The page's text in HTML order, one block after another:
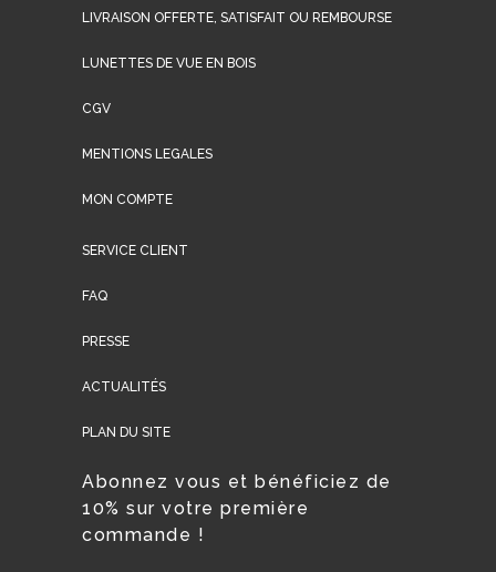
LIVRAISON OFFERTE, SATISFAIT OU REMBOURSE
LUNETTES DE VUE EN BOIS
CGV
MENTIONS LEGALES
MON COMPTE
SERVICE CLIENT
FAQ
PRESSE
ACTUALITÉS
PLAN DU SITE
Abonnez vous et bénéficiez de
10% sur votre première
commande !